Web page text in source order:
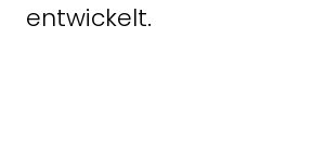
entwickelt.